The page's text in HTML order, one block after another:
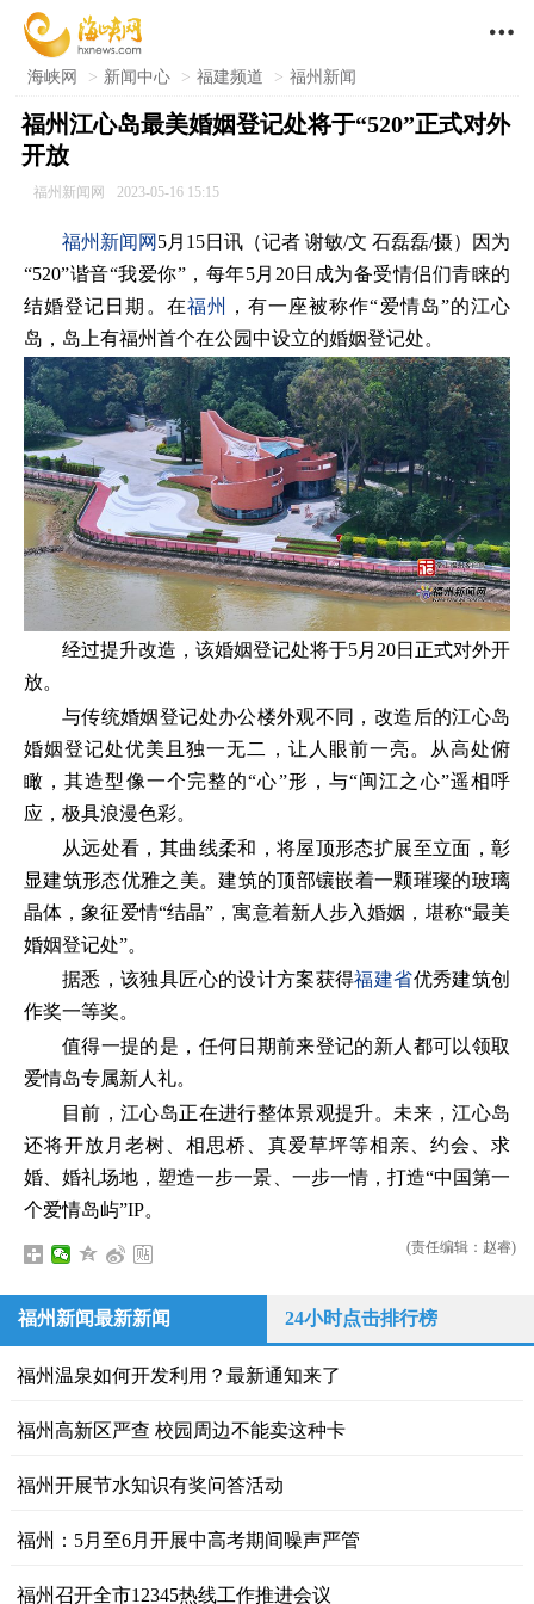

海峡网 > 新闻中心 > 福建频道 > 福州新闻
福州江心岛最美婚姻登记处将于“520”正式对外
开放
福州新闻网 2023-05-16 15:15
福州新闻网 5月15日讯（记者 谢敏/文 石磊磊/摄）因为
“520”谐音“我爱你”，每年5月20日成为备受情侣们青睐的
结婚登记日期。在福州
，有一座被称作“爱情岛”的江心
岛，岛上有福州首个在公园中设立的婚姻登记处。
经过提升改造，该婚姻登记处将于5月20日正式对外开
放。
与传统婚姻登记处办公楼外观不同，改造后的江心岛
婚姻登记处优美且独一无二，让人眼前一亮。从高处俯
瞰，其造型像一个完整的“心”形，与“闽江之心”遥相呼
应，极具浪漫色彩。
从远处看，其曲线柔和，将屋顶形态扩展至立面，彰
显建筑形态优雅之美。建筑的顶部镶嵌着一颗璀璨的玻璃
晶体，象征爱情“结晶”，寓意着新人步入婚姻，堪称“最美
婚姻登记处”。
据悉，该独具匠心的设计方案获得福建省优秀建筑创
作奖一等奖。
值得一提的是，任何日期前来登记的新人都可以领取
爱情岛专属新人礼。
目前，江心岛正在进行整体景观提升。未来，江心岛
还将开放月老树、相思桥、真爱草坪等相亲、约会、求
婚、婚礼场地，塑造一步一景、一步一情，打造“中国第一
个爱情岛屿”IP。
(责任编辑：赵睿)
福州新闻最新新闻 24小时点击排行榜
福州温泉如何开发利用？最新通知来了
福州高新区严查 校园周边不能卖这种卡
福州开展节水知识有奖问答活动
福州：5月至6月开展中高考期间噪声严管
福州召开全市12345热线工作推进会议